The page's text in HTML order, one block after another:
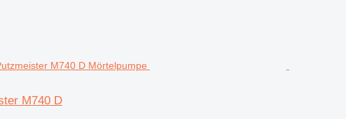
M740 D